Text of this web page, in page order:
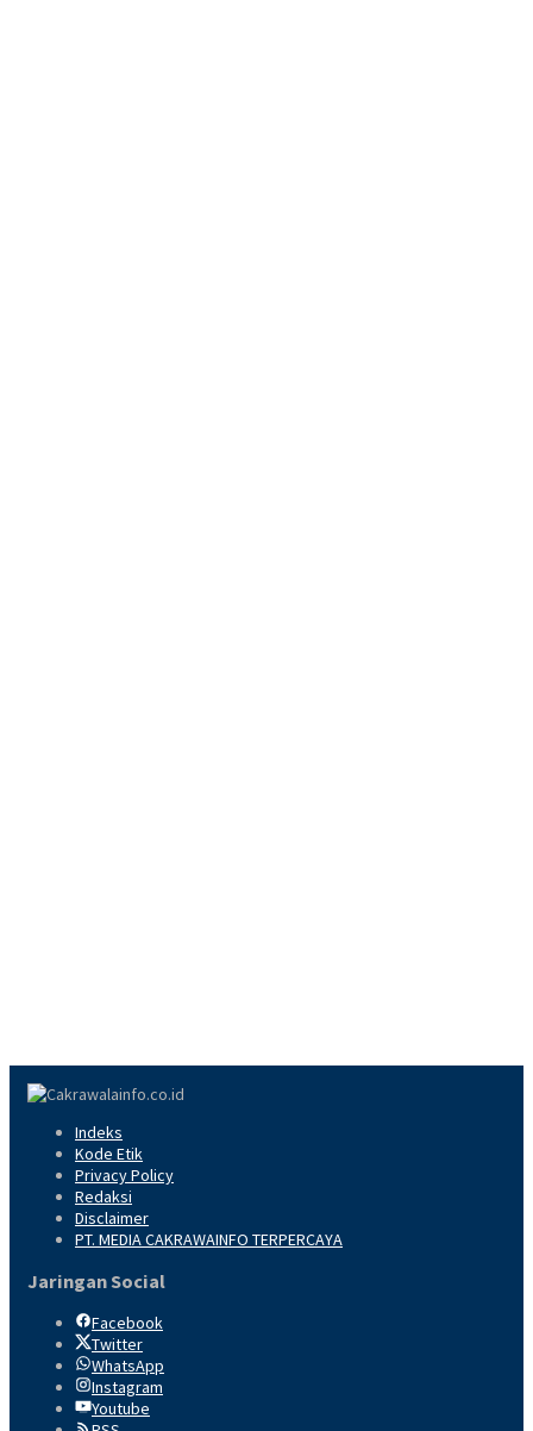
Indeks
Kode Etik
Privacy Policy
Redaksi
Disclaimer
PT. MEDIA CAKRAWAINFO TERPERCAYA
Jaringan Social
Facebook
Twitter
WhatsApp
Instagram
Youtube